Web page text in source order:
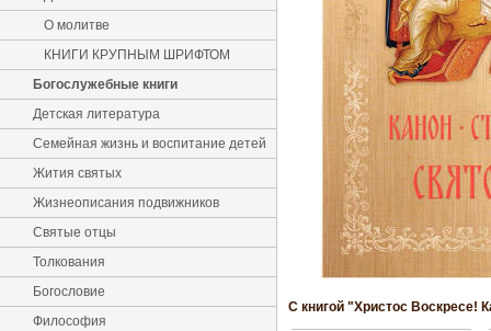
О молитве
КНИГИ КРУПНЫМ ШРИФТОМ
Богослужебные книги
Детская литература
Семейная жизнь и воспитание детей
Жития святых
Жизнеописания подвижников
Святые отцы
Толкования
Богословие
Философия
С книгой "Христос Воскресе!